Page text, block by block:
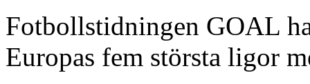
Fotbollstidningen GOAL
Europas fem största ligor